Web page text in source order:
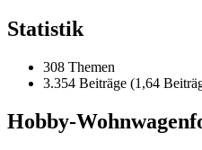
Statistik
308 Themen
3.354 Beiträge (1,64
Hobby-